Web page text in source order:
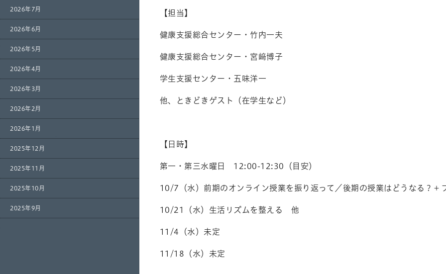
2026年7月
2026年6月
2026年5月
2026年4月
2026年3月
2026年2月
2026年1月
2025年12月
2025年11月
2025年10月
2025年9月
【担当】
健康支援総合センター・竹内一夫
健康支援総合センター・宮﨑博子
学生支援センター・五味洋一
他、ときどきゲスト（在学生など）
【日時】
第一・第三水曜日 12:00-12:30（目安）
10/7（水）前期のオンライン授業を振り返って／後期の授業はどうなる？＋
10/21（水）生活リズムを整える 他
11/4（水）未定
11/18（水）未定